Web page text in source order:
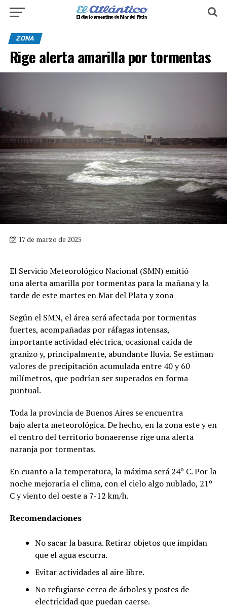
ZONA
Rige alerta amarilla por tormentas
17 de marzo de 2025
El Servicio Meteorológico Nacional (SMN) emitió
una alerta amarilla por tormentas para la mañana y la
tarde de este martes en Mar del Plata y zona
Según el SMN, el área será afectada por tormentas
fuertes, acompañadas por ráfagas intensas,
importante actividad eléctrica, ocasional caída de
granizo y, principalmente, abundante lluvia. Se estiman
valores de precipitación acumulada entre 40 y 60
milímetros, que podrían ser superados en forma
puntual.
Toda la provincia de Buenos Aires se encuentra
bajo alerta meteorológica. De hecho, en la zona este y en
el centro del territorio bonaerense rige una alerta
naranja por tormentas.
En cuanto a la temperatura, la máxima será 24º C. Por la
noche mejoraría el clima, con el cielo algo nublado, 21º
C y viento del oeste a 7-12 km/h.
Recomendaciones
No sacar la basura. Retirar objetos que impidan
que el agua escurra.
Evitar actividades al aire libre.
No refugiarse cerca de árboles y postes de
electricidad que puedan caerse.